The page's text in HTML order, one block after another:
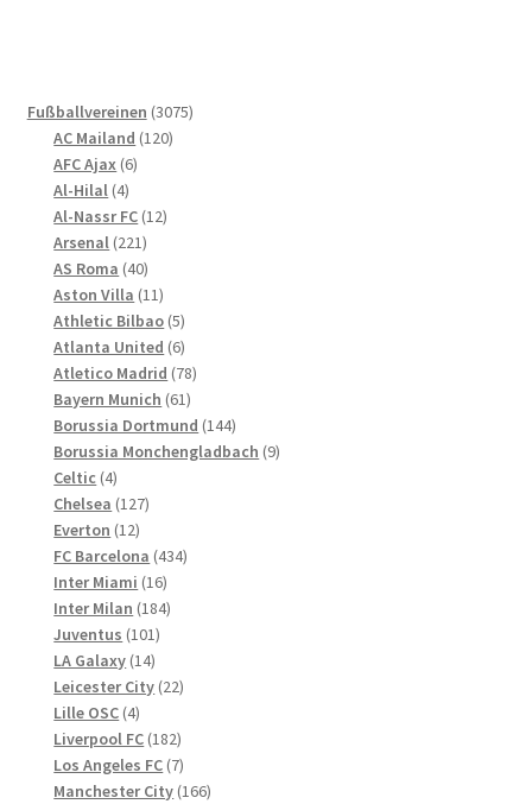
Fußballvereinen 30753075
AC Mailand 120120
AFC Ajax 66
Al-Hilal 44
Produkte
Al-Nassr FC 1212
Arsenal 221221
Produkte
AS Roma 4040
Produkte
Aston Villa 1111
Produkte
Athletic Bilbao 55
Produkte
Atlanta United 66
Produkte
Atletico Madrid 7878
Bayern Munich 6161
Produkte
Borussia Dortmund 144144
Produkte
Borussia Monchengladbach 99
Celtic 44
Produkte
Chelsea 127127
Everton 1212
Produkte
FC Barcelona 434434
Inter Miami 1616
Produkte
Inter Milan 184184
Juventus 101101
LA Galaxy 1414
Produkte
Leicester City 2222
Lille OSC 44
Produkte
Liverpool FC 182182
Produkte
Los Angeles FC 77
Produkte
Manchester City 166166